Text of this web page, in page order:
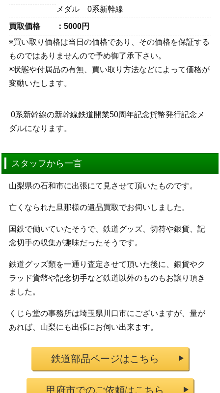
メダル 0系新幹線
買取価格
5000円
※買い取り価格は当日の価格であり、その価格を保証する
ものではありませんので予め御了承下さい。
※状態や付属品の有無、買い取り方法などによって価格が
変動いたします。
0系新幹線の新幹線鉄道開業50周年記念貨幣発行記念メ
ダルになります。
スタッフから一言
山梨県の石和市に出張にて見させて頂いたものです。
亡くなられた旦那様の遺品買取でお伺いしました。
国鉄で働いていたそうで、鉄道グッズ、切符や銀貨、記
念切手の収集が趣味だったそうです。
鉄道グッズ類を一通り査定させて頂いた後に、銀貨やク
ラッド貨幣や記念切手など鉄道以外のものもお譲り頂き
ました。
くじら堂の事務所は埼玉県川口市にございますが、量が
あれば、山梨にも出張にお伺い出来ます。
鉄道部品ページはこちら
甲府市でのご依頼はこちら